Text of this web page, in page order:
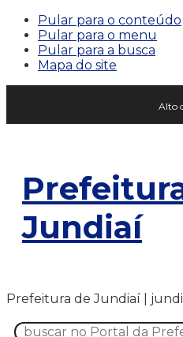
Pular para o conteúdo
Pular para o menu
Pular para a busca
Mapa do site
Alto
Jundiaí
Prefeitura de Jundiaí |